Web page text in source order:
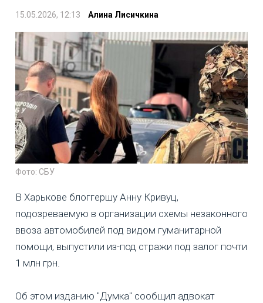
15.05.2026, 12:13 Алина Лисичкина
Фото: СБУ
В Харькове блоггершу Анну Кривуц,
подозреваемую в организации схемы незаконного
ввоза автомобилей под видом гуманитарной
помощи, выпустили из-под стражи под залог почти
1 млн грн.
Об этом изданию "Думка" сообщил адвокат